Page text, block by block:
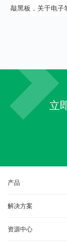
敲黑板，关于电子
立
产品
解决方案
资源中心